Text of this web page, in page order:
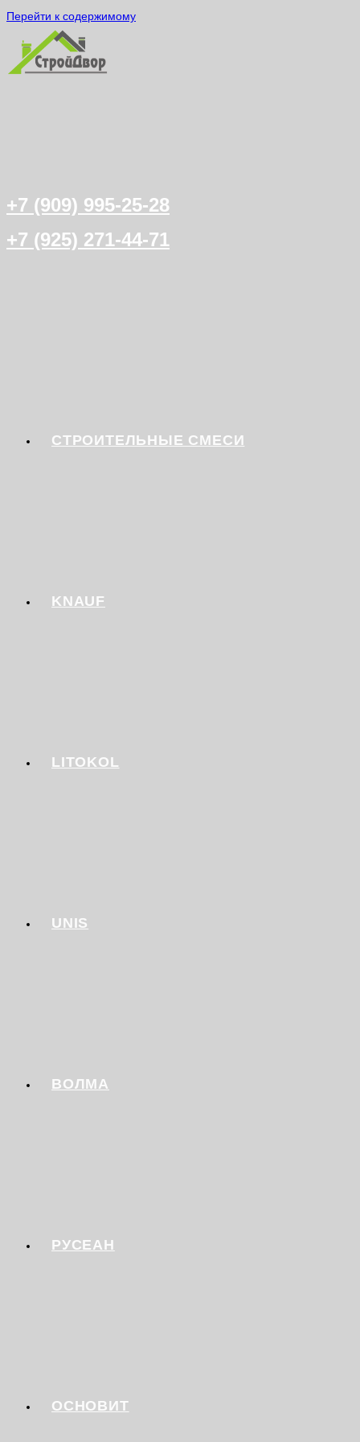
Перейти к содержимому
+7 (909) 995-25-28
+7 (925) 271-44-71
СТРОИТЕЛЬНЫЕ СМЕСИ
KNAUF
LITOKOL
UNIS
ВОЛМА
РУСЕАН
ОСНОВИТ